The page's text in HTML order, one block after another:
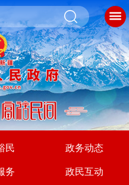
民 政务动态
务 政民互动